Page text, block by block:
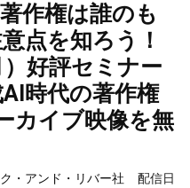
作権は誰のも
点を知ろう！
好評セミナー
AI時代の著作権
カイブ映像を無
・アンド・リバー社
配信日